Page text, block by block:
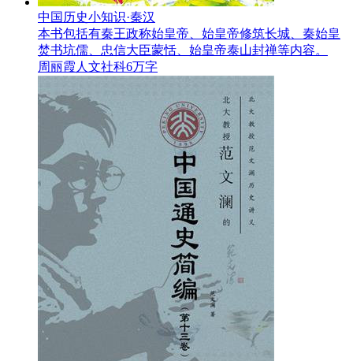
中国历史小知识·秦汉
本书包括有秦王政称始皇帝、始皇帝修筑长城、秦始皇
焚书坑儒、忠信大臣蒙恬、始皇帝泰山封禅等内容。
周丽霞 人文社科6万字